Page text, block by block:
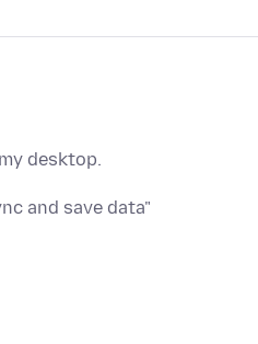
desktop.
and save data"